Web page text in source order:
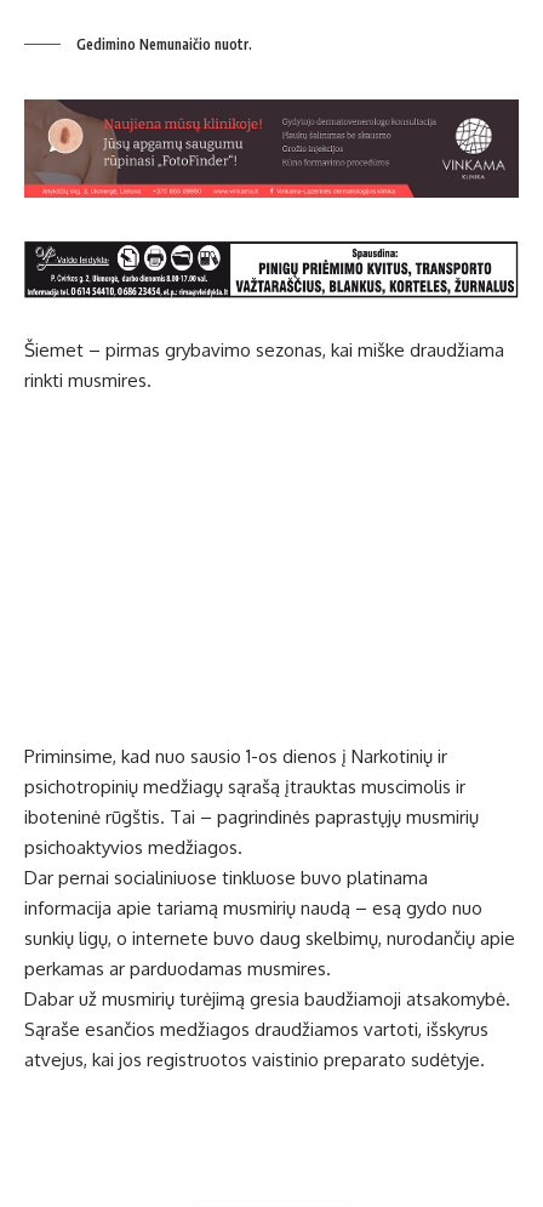
Gedimino Nemunaičio nuotr.
Šiemet – pirmas grybavimo sezonas, kai miške draudžiama
rinkti musmires.
Priminsime, kad nuo sausio 1-os dienos į Narkotinių ir
psichotropinių medžiagų sąrašą įtrauktas muscimolis ir
iboteninė rūgštis. Tai – pagrindinės paprastųjų musmirių
psichoaktyvios medžiagos.
Dar pernai socialiniuose tinkluose buvo platinama
informacija apie tariamą musmirių naudą – esą gydo nuo
sunkių ligų, o internete buvo daug skelbimų, nurodančių apie
perkamas ar parduodamas musmires.
Dabar už musmirių turėjimą gresia baudžiamoji atsakomybė.
Sąraše esančios medžiagos draudžiamos vartoti, išskyrus
atvejus, kai jos registruotos vaistinio preparato sudėtyje.